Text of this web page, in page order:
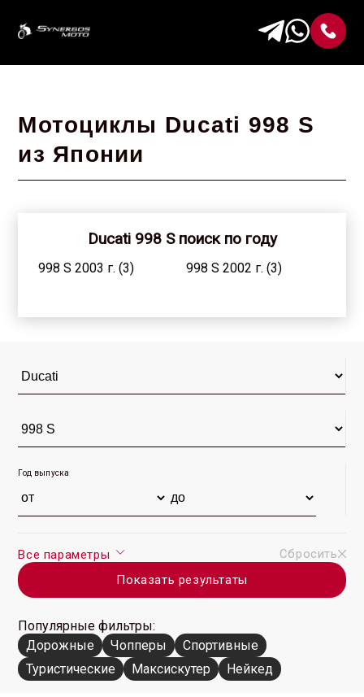
Мотоциклы Ducati 998 S
из Японии
Ducati 998 S поиск по году
998 S 2003 г. (3) 998 S 2002 г. (3)
Год выпуска
Все параметры
Сбросить
Показать результаты
Популярные фильтры:
Дорожные
Чопперы
Спортивные
Туристические
Максискутер Нейкед